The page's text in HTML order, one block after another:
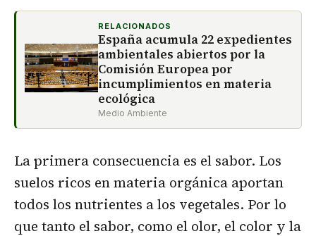
RELACIONADOS
España acumula 22 expedientes
ambientales abiertos por la
Comisión Europea por
incumplimientos en materia
ecológica
Medio Ambiente
La primera consecuencia es el sabor. Los
suelos ricos en materia orgánica aportan
todos los nutrientes a los vegetales. Por lo
que tanto el sabor, como el olor, el color y la